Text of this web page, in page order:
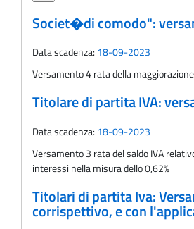
Societ�di comodo":
Data scadenza: 18-09-2023
Versamento 4 rata della
Titolare di partita IVA:
Data scadenza: 18-09-2023
Versamento 3 rata del saldo IVA
interessi nella misura dello 0,62%
Titolari di partita Iva:
corrispettivo, e con